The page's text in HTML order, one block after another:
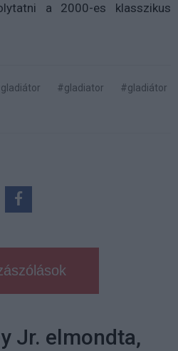
a 2000-es klasszikus
#gladiator
#gladiátor
Jr. elmondta,